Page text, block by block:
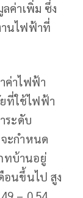
ค่าเพิ่ม ซึ่ง
านไฟฟ้าที่
ค่าไฟฟ้า
ที่ใช้ไฟฟ้า
ระดับ
ะกำหนด
ทบ้านอยู่
อนขึ้นไป สูง